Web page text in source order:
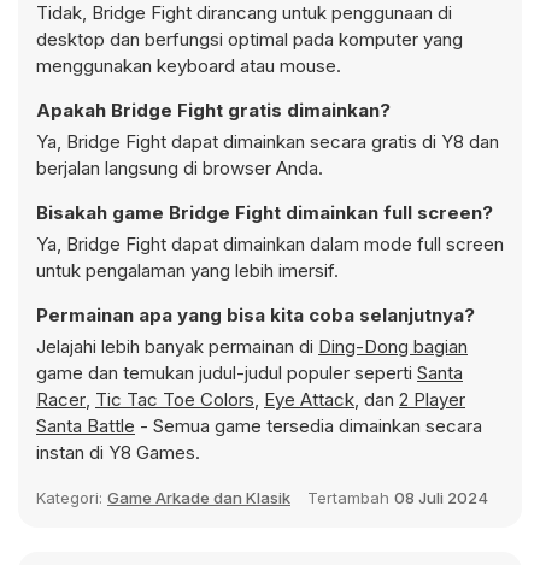
Tidak, Bridge Fight dirancang untuk penggunaan di
desktop dan berfungsi optimal pada komputer yang
menggunakan keyboard atau mouse.
Apakah Bridge Fight gratis dimainkan?
Ya, Bridge Fight dapat dimainkan secara gratis di Y8 dan
berjalan langsung di browser Anda.
Bisakah game Bridge Fight dimainkan full screen?
Ya, Bridge Fight dapat dimainkan dalam mode full screen
untuk pengalaman yang lebih imersif.
Permainan apa yang bisa kita coba selanjutnya?
Jelajahi lebih banyak permainan di Ding-Dong bagian
game dan temukan judul-judul populer seperti Santa
Racer, Tic Tac Toe Colors, Eye Attack, dan 2 Player
Santa Battle - Semua game tersedia dimainkan secara
instan di Y8 Games.
Kategori: Game Arkade dan Klasik Tertambah 08 Juli 2024